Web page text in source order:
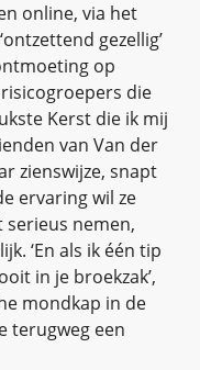
online, via het
gezellig’
op
die
Kerst die ik mij
van Van der
zienswijze, snapt
ervaring wil ze
nemen,
‘En als ik één tip
in je broekzak’,
mondkap in de
terugweg een